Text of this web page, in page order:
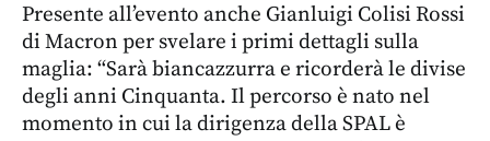
Presente all’evento anche Gianluigi Colisi Rossi
di Macron per svelare i primi dettagli sulla
maglia: “Sarà biancazzurra e ricorderà le divise
degli anni Cinquanta. Il percorso è nato nel
momento in cui la dirigenza della SPAL è